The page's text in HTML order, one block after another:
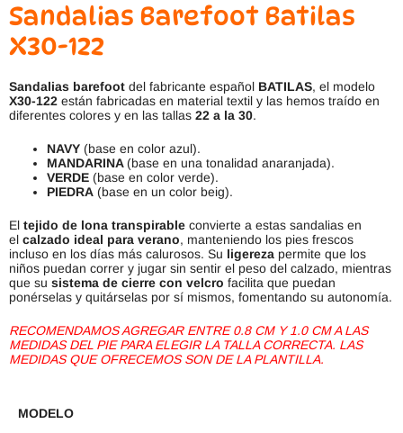
Sandalias Barefoot Batilas
X30-122
Sandalias barefoot del fabricante español BATILAS, el modelo
X30-122 están fabricadas en material textil y las hemos traído en
diferentes colores y en las tallas 22 a la 30.
NAVY (base en color azul).
MANDARINA(base en una tonalidad anaranjada).
VERDE (base en color verde).
PIEDRA (base en un color beig).
El tejido de lona transpirable convierte a estas sandalias en
el calzado ideal para verano, manteniendo los pies frescos
incluso en los días más calurosos. Su ligereza permite que los
niños puedan correr y jugar sin sentir el peso del calzado, mientras
que su sistema de cierre con velcro facilita que puedan
ponérselas y quitárselas por sí mismos, fomentando su autonomía.
RECOMENDAMOS AGREGAR ENTRE 0.8 CM Y 1.0 CM A LAS
MEDIDAS DEL PIE PARA ELEGIR LA TALLA CORRECTA. LAS
MEDIDAS QUE OFRECEMOS SON DE LA PLANTILLA.
MODELO